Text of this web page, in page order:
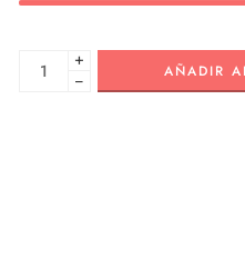
+
−
AÑADIR